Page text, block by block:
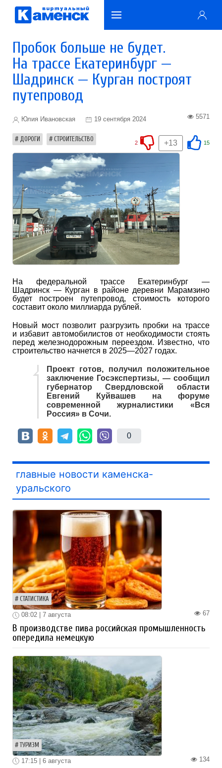
Пробок больше не будет.
На трассе Екатеринбург —
Шадринск — Курган построят
путепровод
Юлия Ивановская 19 сентября 2024 5571
ДОРОГИ СТРОИТЕЛЬСТВО 15
+13
2
На федеральной трассе Екатеринбург —
Шадринск — Курган в районе деревни Марамзино
будет построен путепровод, стоимость которого
составит около миллиарда рублей.
Новый мост позволит разгрузить пробки на трассе
и избавит автомобилистов от необходимости стоять
перед железнодорожным переездом. Известно, что
строительство начнется в 2025—2027 годах.
Проект готов, получил положительное
заключение Госэкспертизы, — сообщил
губернатор Свердловской области
Евгений Куйвашев на форуме
современной журналистики «Вся
Россия» в Сочи.
0
главные новости каменска-
уральского
СТАТИСТИКА
67
08:02 | 7 августа
В производстве пива российская промышленность
опередила немецкую
ТУРИЗМ
134
17:15 | 6 августа